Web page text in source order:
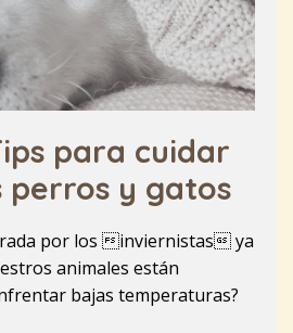
para cuidar
perros y gatos
por los inviernistas ya
animales están
bajas temperaturas?